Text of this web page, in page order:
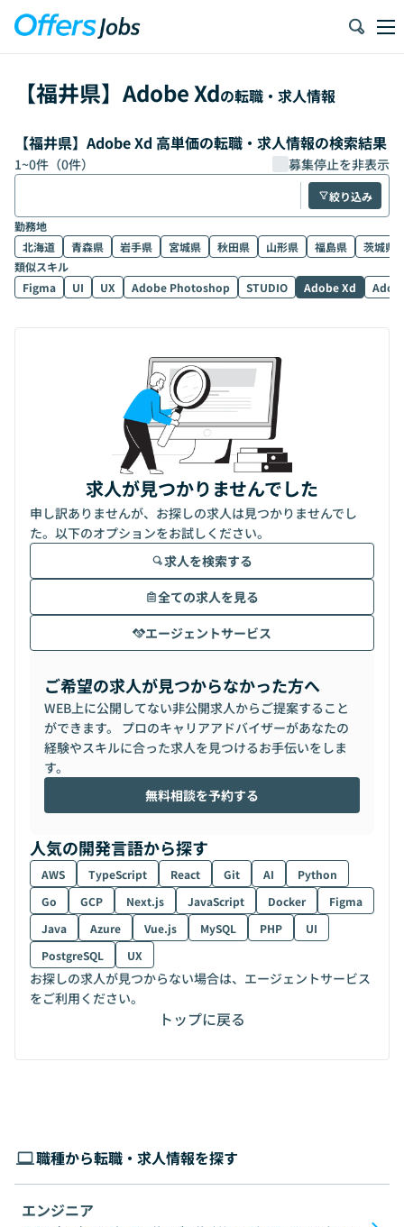
【福井県】 Adobe Xdの転職・求人情報
【福井県】Adobe Xd 高単価の転職・求人情報の検索結果
1~0件（0件） 募集停止を非表示
絞り込み
勤務地
北海道
青森県 岩手県 宮城県 秋田県 山形県 福島県
茨城県
類似スキル
Figma
UI UX Adobe Photoshop STUDIO Adobe Xd
求人が見つかりませんでした
申し訳ありませんが、お探しの求人は見つかりませんでし
た。以下のオプションをお試しください。
求人を検索する
全ての求人を見る
エージェントサービス
ご希望の求人が見つからなかった方へ
WEB上に公開してない非公開求人からご提案すること
ができます。 プロのキャリアアドバイザーがあなたの
経験やスキルに合った求人を見つけるお手伝いをしま
す。
無料相談を予約する
人気の開発言語から探す
AWS TypeScript React Git AI
Python
Go
GCP Next.js JavaScript Docker
Figma
Java
Azure Vue.js MySQL PHP
UI
PostgreSQL
UX
お探しの求人が見つからない場合は、エージェントサービス
をご利用ください。
トップに戻る
職種から転職・求人情報を探す
エンジニア